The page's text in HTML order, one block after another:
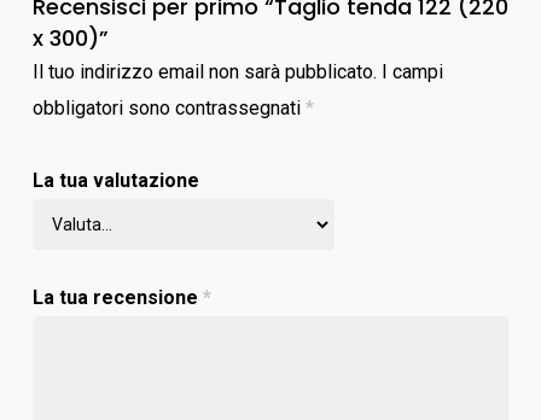
Recensisci per primo “Taglio tenda 122 (220
x 300)”
Il tuo indirizzo email non sarà pubblicato. I campi
obbligatori sono contrassegnati *
La tua valutazione
La tua recensione *